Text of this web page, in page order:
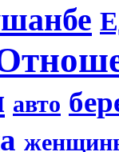
авто